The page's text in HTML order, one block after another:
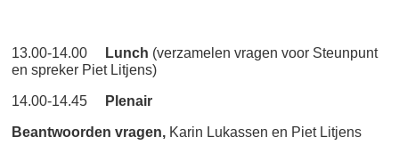
13.00-14.00 Lunch (verzamelen vragen voor Steunpunt
en spreker Piet Litjens)
14.00-14.45 Plenair
Beantwoorden vragen, Karin Lukassen en Piet Litjens